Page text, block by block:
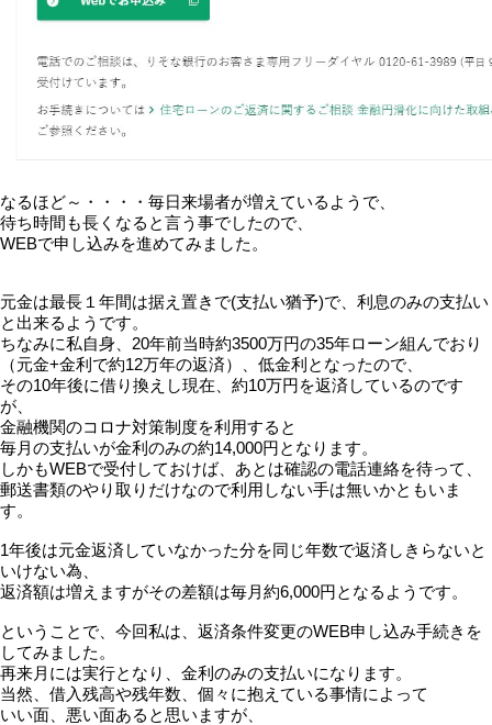
なるほど～・・・・毎日来場者が増えているようで、
待ち時間も長くなると言う事でしたので、
WEBで申し込みを進めてみました。
元金は最長１年間は据え置きで(支払い猶予)で、利息のみの支払い
と出来るようです。
ちなみに私自身、20年前当時約3500万円の35年ローン組んでおり
（元金+金利で約12万年の返済）、低金利となったので、
その10年後に借り換えし現在、約10万円を返済しているのです
が、
金融機関のコロナ対策制度を利用すると
毎月の支払いが金利のみの約14,000円となります。
しかもWEBで受付しておけば、あとは確認の電話連絡を待って、
郵送書類のやり取りだけなので利用しない手は無いかともいま
す。
1年後は元金返済していなかった分を同じ年数で返済しきらないと
いけない為、
返済額は増えますがその差額は毎月約6,000円となるようです。
ということで、今回私は、返済条件変更のWEB申し込み手続きを
してみました。
再来月には実行となり、金利のみの支払いになります。
当然、借入残高や残年数、個々に抱えている事情によって
いい面、悪い面あると思いますが、